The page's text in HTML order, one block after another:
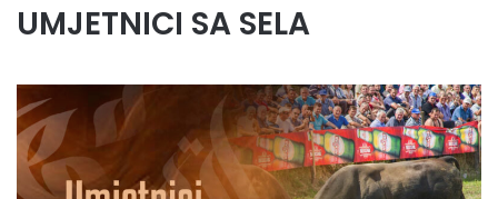
UMJETNICI SA SELA